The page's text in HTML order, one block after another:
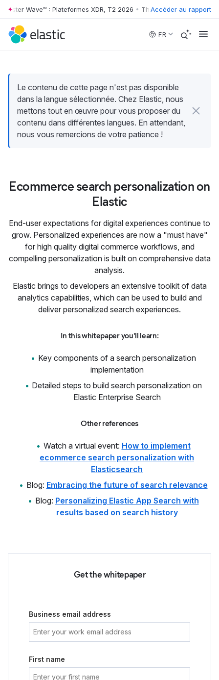
Skip to main content
Wave™ : Plateformes XDR, T2 2026 • The Forrester Wave™ :
Accéder au rapport
FR
Le contenu de cette page n'est pas disponible
dans la langue sélectionnée. Chez Elastic, nous
mettons tout en œuvre pour vous proposer du
contenu dans différentes langues. En attendant,
nous vous remercions de votre patience !
Ecommerce search personalization on
Elastic
End-user expectations for digital experiences continue to
grow. Personalized experiences are now a "must have"
for high quality digital commerce workflows, and
compelling personalization is built on comprehensive data
analysis.
Elastic brings to developers an extensive toolkit of data
analytics capabilities, which can be used to build and
deliver personalized search experiences.
In this whitepaper you'll learn:
Key components of a search personalization
implementation
Detailed steps to build search personalization on
Elastic Enterprise Search
Other references
Watch a virtual event: How to implement
ecommerce search personalization with
Elasticsearch
Blog: Embracing the future of search relevance
Blog: Personalizing Elastic App Search with
results based on search history
Get the whitepaper
Business email address
First name